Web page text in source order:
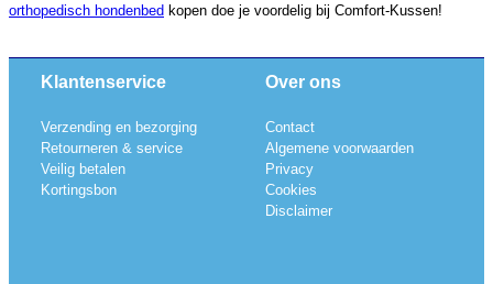
orthopedisch hondenbed kopen doe je voordelig bij Comfort-Kussen!
Klantenservice
Verzending en bezorging
Retourneren & service
Veilig betalen
Kortingsbon
Over ons
Contact
Algemene voorwaarden
Privacy
Cookies
Disclaimer